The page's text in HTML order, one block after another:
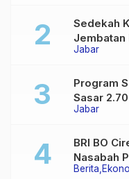
Jabar
Sedekah
Jembatan
Sukabumi
Jabar
Program
Sasar
Berita
BRI BO
Nasabah
Terpadu,